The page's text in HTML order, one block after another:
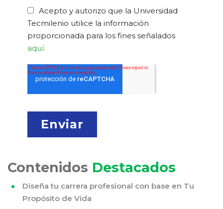
Acepto y autorizo que la Universidad
Tecmilenio utilice la información
proporcionada para los fines señalados
aquí.
Contenidos Destacados
Diseña tu carrera profesional con base en Tu
Propósito de Vida